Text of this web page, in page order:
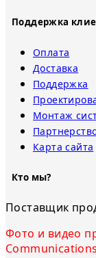
Поддержка
Оплата
Доставка
Поддержка
Монтаж
Карта сайта
Кто мы?
Поставщик
Фото и видео